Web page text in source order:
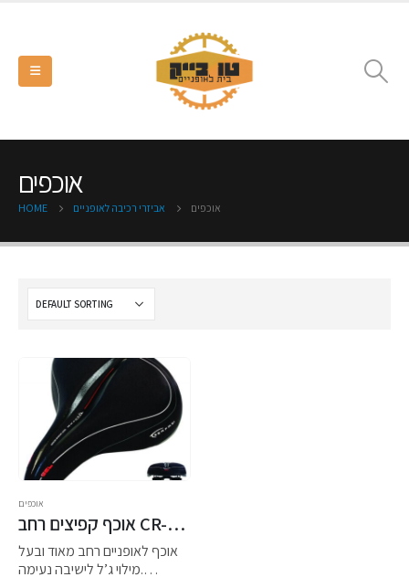
אוכפים
HOME אביזרי רכיבה לאופניים אוכפים
אוכפים
אוכף קפיצים רחב CR-762 סרפס
אוכף לאופניים רחב מאוד ובעל
מילוי ג’ל לישיבה נעימה.